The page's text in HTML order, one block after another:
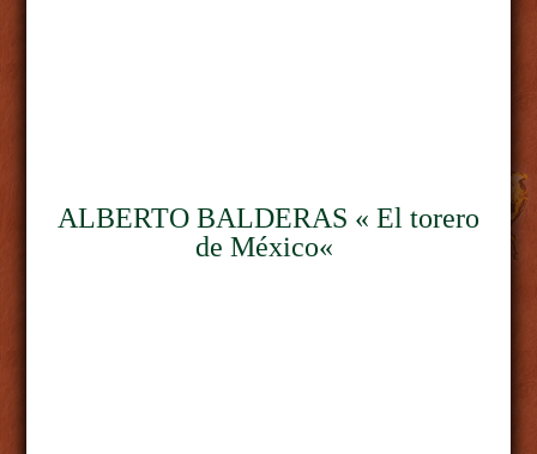
ALBERTO BALDERAS « El torero
deMéxico«